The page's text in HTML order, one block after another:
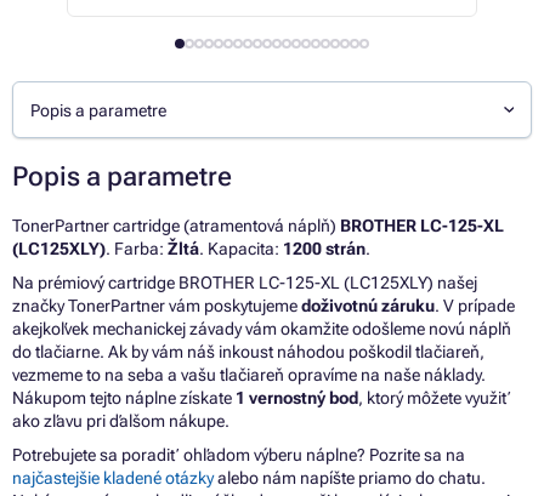
Popis a parametre
Popis a parametre
TonerPartner cartridge (atramentová náplň) BROTHER LC-125-XL
(LC125XLY). Farba: Žltá. Kapacita: 1200 strán.
Na prémiový cartridge BROTHER LC-125-XL (LC125XLY) našej
značky TonerPartner vám poskytujemedoživotnú záruku. V prípade
akejkoľvek mechanickej závady vám okamžite odošleme novú náplň
do tlačiarne. Ak by vám náš inkoust náhodou poškodil tlačiareň,
vezmeme to na seba a vašu tlačiareň opravíme na naše náklady.
Nákupom tejto náplne získate 1 vernostný bod, ktorý môžete využiť
ako zľavu pri ďalšom nákupe.
Potrebujete sa poradiť ohľadom výberu náplne? Pozrite sa na
najčastejšie kladené otázkyalebo nám napíšte priamo do chatu.